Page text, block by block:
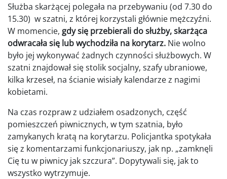
Służba skarżącej polegała na przebywaniu (od 7.30 do
15.30) w szatni, z której korzystali głównie mężczyźni.
W momencie, gdy się przebierali do służby, skarżąca
odwracała się lub wychodziła na korytarz. Nie wolno
było jej wykonywać żadnych czynności służbowych. W
szatni znajdował się stolik socjalny, szafy ubraniowe,
kilka krzeseł, na ścianie wisiały kalendarze z nagimi
kobietami.
Na czas rozpraw z udziałem osadzonych, część
pomieszczeń piwnicznych, w tym szatnia, było
zamykanych kratą na korytarzu. Policjantka spotykała
się z komentarzami funkcjonariuszy, jak np. „zamknęli
Cię tu w piwnicy jak szczura”. Dopytywali się, jak to
wszystko wytrzymuje.